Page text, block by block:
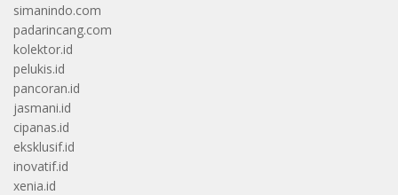
simanindo.com
padarincang.com
kolektor.id
pelukis.id
pancoran.id
jasmani.id
cipanas.id
eksklusif.id
inovatif.id
xenia.id